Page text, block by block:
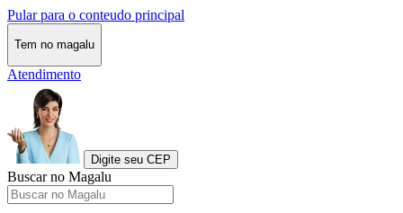
Pular para o conteudo principal
Tem no magalu
Atendimento
Digite seu CEP
Buscar no Magalu